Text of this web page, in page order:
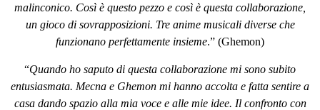
malinconico. Così è questo pezzo e così è questa collaborazione,
un gioco di sovrapposizioni. Tre anime musicali diverse che
funzionano perfettamente insieme.” (Ghemon)
“Quando ho saputo di questa collaborazione mi sono subito
entusiasmata. Mecna e Ghemon mi hanno accolta e fatta sentire a
casa dando spazio alla mia voce e alle mie idee. Il confronto con